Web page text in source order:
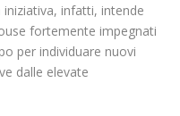
infatti, intende
fortemente impegnati
per individuare nuovi
dalle elevate